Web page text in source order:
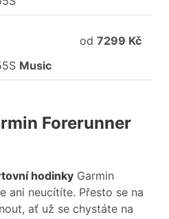
Music
od 7299 Kč
Forerunner
hodinky Garmin
ani neucítíte. Přesto se na
ať už se chystáte na